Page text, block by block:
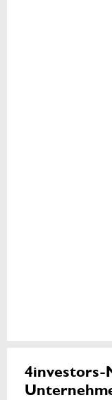
4investors-